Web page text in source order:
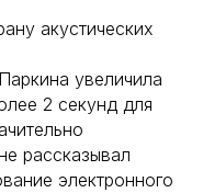
акустических
увеличила
2 секунд для
рассказывал
электронного